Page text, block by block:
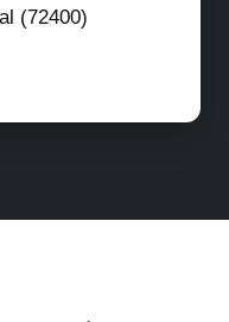
(72400)